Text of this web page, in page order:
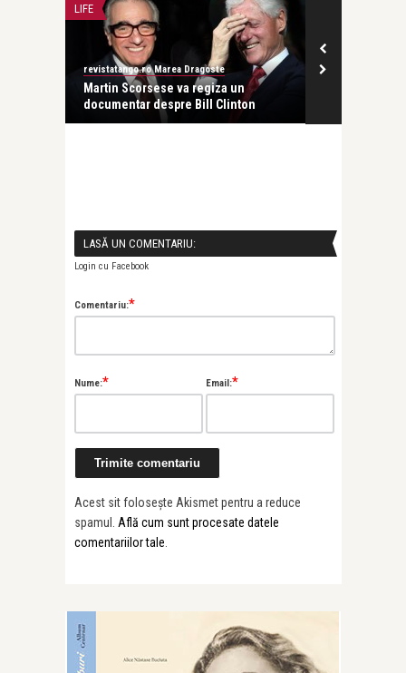
LIFE
revistatango.ro Marea Dragoste
Martin Scorsese va regiza un
documentar despre Bill Clinton
LASĂ UN COMENTARIU:
Login cu Facebook
Comentariu:*
Nume:* Email:*
Acest sit folosește Akismet pentru a reduce
spamul. Află cum sunt procesate datele
comentariilor tale